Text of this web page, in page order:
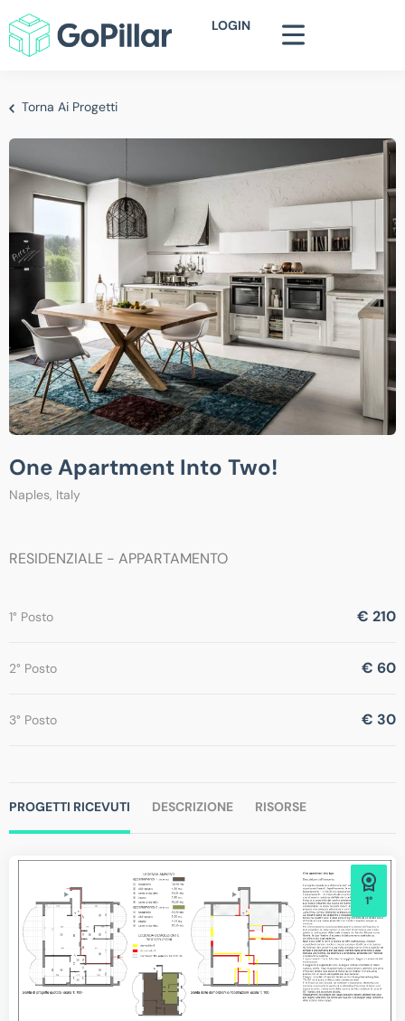
LOGIN
Torna Ai Progetti
One Apartment Into Two!
Naples, Italy
RESIDENZIALE - APPARTAMENTO
1° Posto € 210
2° Posto € 60
3° Posto € 30
PROGETTI RICEVUTI DESCRIZIONE RISORSE
1°